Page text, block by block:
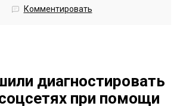
Комментировать
диагностировать
при помощи